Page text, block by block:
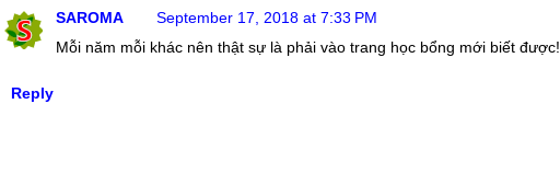
SAROMA
September 17, 2018 at 7:33 PM
Mỗi năm mỗi khác nên thật sự là phải vào trang học bổng mới biết được!
Reply